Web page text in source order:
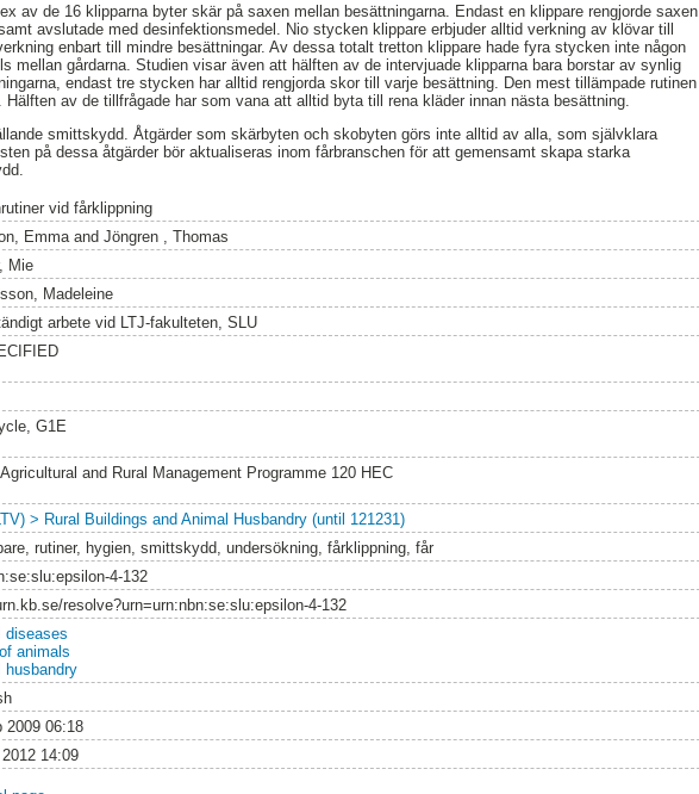
av de 16 klipparna byter skär på saxen mellan besättningarna. Endast en klippare rengjorde saxen
avslutade med desinfektionsmedel. Nio stycken klippare erbjuder alltid verkning av klövar till
enbart till mindre besättningar. Av dessa totalt tretton klippare hade fyra stycken inte någon
mellan gårdarna. Studien visar även att hälften av de intervjuade klipparna bara borstar av synlig
endast tre stycken har alltid rengjorda skor till varje besättning. Den mest tillämpade rutinen
av de tillfrågade har som vana att alltid byta till rena kläder innan nästa besättning.
smittskydd. Åtgärder som skärbyten och skobyten görs inte alltid av alla, som självklara
på dessa åtgärder bör aktualiseras inom fårbranschen för att gemensamt skapa starka
vid fårklippning
Emmaand Jöngren , Thomas
Mie
Madeleine
arbete vid LTJ-fakulteten, SLU
G1E
Agricultural and Rural Management Programme 120 HEC
> Rural Buildings and Animal Husbandry (until 121231)
rutiner, hygien, smittskydd, undersökning, fårklippning, får
4-132
resolve?urn=urn:nbn:se:slu:epsilon-4-132
diseases
animals
husbandry
2009 06:18
14:09